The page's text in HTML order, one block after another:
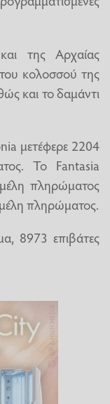
της Αρχαίας
κολοσσού της
και το δαμάντι
μετέφερε 2204
Το Fantasia
πληρώματος
πληρώματος.
8973 επιβάτες